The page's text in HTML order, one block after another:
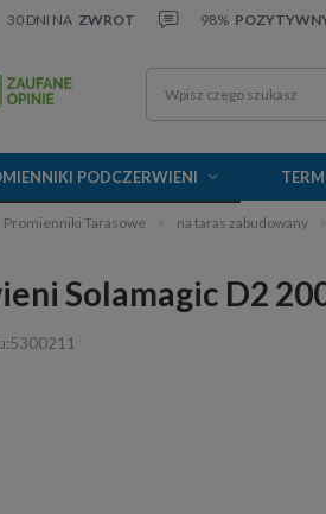
30 DNI NA ZWROT 98%
PODCZERWIENI
Promienniki Tarasowe na taras zabudowany
Solamagic D2